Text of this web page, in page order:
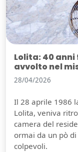
Lolita: 40
avvolto nel
28/04/2026
Il 28 aprile 1986
Lolita, veniva
camera del
ormai da un pò
colpevoli.